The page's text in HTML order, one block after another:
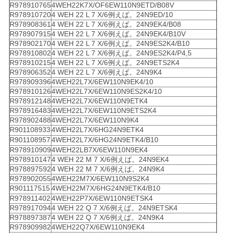
R9789107654WEH22K7X/OF6EW110N9ETD/B08V
R9789107204 WEH 22 L 7 X/6例えば。24N9ED/10
R9789083614 WEH 22 L 7 X/6例えば。24N9EK4/B08
R9789079154 WEH 22 L 7 X/6例えば。24N9EK4/B10V
R9789021704 WEH 22 L 7 X/6例えば。24N9ES2K4/B10
R9789108024 WEH 22 L 7 X/6例えば。24N9ES2K4/P4,5
R9789102154 WEH 22 L 7 X/6例えば。24N9ETS2K4
R9789063524 WEH 22 L 7 X/6例えば。24N9K4
R9789093964WEH22L7X/6EW110N9EK4/10
R9789101264WEH22L7X/6EW110N9ES2K4/10
R9789121484WEH22L7X/6EW110N9ETK4
R9789164834WEH22L7X/6EW110N9ETS2K4
R9789024884WEH22L7X/6EW110N9K4
R9011089334WEH22L7X/6HG24N9ETK4
R9011089574WEH22L7X/6HG24N9ETK4/B10
R9789109094WEH22LB7X/6EW110N9EK4
R9789101474 WEH 22 M 7 X/6例えば。24N9EK4
R9788975924 WEH 22 M 7 X/6例えば。24N9K4
R9789020554WEH22M7X/6EW110N9S2K4
R901117515 4WEH22M7X/6HG24N9ETK4/B10
R9789114024WEH22P7X/6EW110N9ETSK4
R9789170944 WEH 22 Q 7 X/6例えば。24N9ETSK4
R9788973874 WEH 22 Q 7 X/6例えば。24N9K4
R9789099824WEH22Q7X/6EW110N9EK4